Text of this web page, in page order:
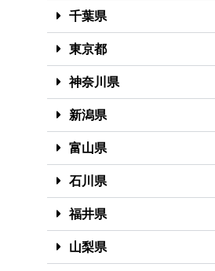
千葉県
東京都
神奈川県
新潟県
富山県
石川県
福井県
山梨県